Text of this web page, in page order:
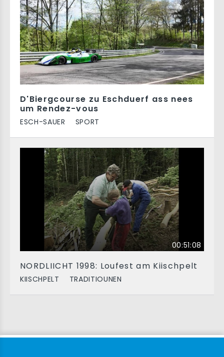
D'Biergcourse zu Eschduerf ass nees
um Rendez-vous
ESCH-SAUER SPORT
00:51:08
NORDLIICHT 1998: Loufest am Kiischpelt
KIISCHPELT TRADITIOUNEN